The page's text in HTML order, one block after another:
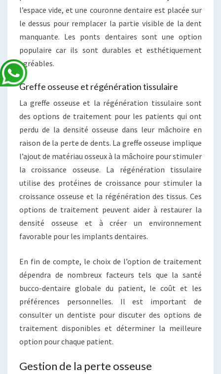
l’espace vide, et une couronne dentaire est placée sur
le dessus pour remplacer la partie visible de la dent
manquante. Les ponts dentaires sont une option
populaire car ils sont durables et esthétiquement
agréables.
Greffe osseuse et régénération tissulaire
La greffe osseuse et la régénération tissulaire sont
des options de traitement pour les patients qui ont
perdu de la densité osseuse dans leur mâchoire en
raison de la perte de dents. La greffe osseuse implique
l’ajout de matériau osseux à la mâchoire pour stimuler
la croissance osseuse. La régénération tissulaire
utilise des protéines de croissance pour stimuler la
croissance osseuse et la régénération des tissus. Ces
options de traitement peuvent aider à restaurer la
densité osseuse et à créer un environnement
favorable pour les implants dentaires.
En fin de compte, le choix de l’option de traitement
dépendra de nombreux facteurs tels que la santé
bucco-dentaire globale du patient, le coût et les
préférences personnelles. Il est important de
consulter un dentiste pour discuter des options de
traitement disponibles et déterminer la meilleure
option pour chaque patient.
Gestion de la perte osseuse